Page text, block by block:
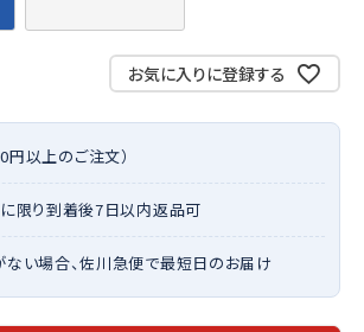
お気に入りに登録する
円以上のご注文）
限り到着後7日以内返品可
い場合、佐川急便で最短日のお届け